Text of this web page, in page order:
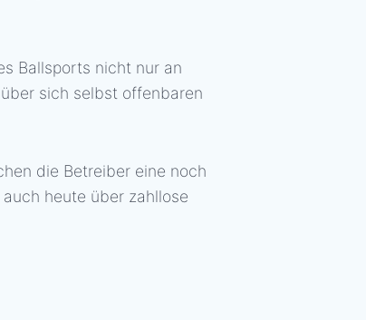
Ballsports nicht nur an
sich selbst offenbaren
die Betreiber eine noch
heute über zahllose